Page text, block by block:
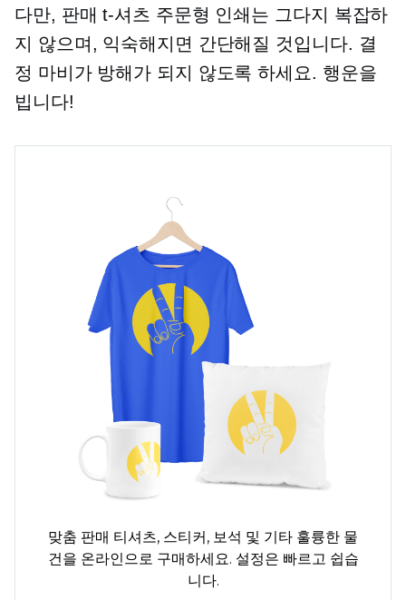
다만, 판매t-셔츠 주문형 인쇄는 그다지 복잡하
지 않으며, 익숙해지면 간단해질 것입니다. 결
정 마비가 방해가 되지 않도록 하세요. 행운을
빕니다!
맞춤 판매 티셔츠, 스티커, 보석 및 기타 훌륭한 물
건을 온라인으로 구매하세요. 설정은 빠르고 쉽습
니다.